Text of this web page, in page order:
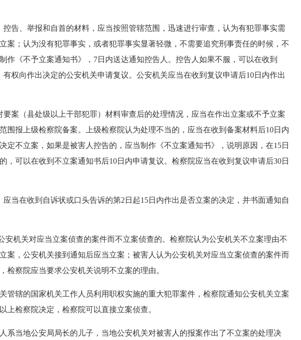
、举报和自首的材料，应当按照管辖范围，迅速进行审查，认为有犯罪事实需
案；认为没有犯罪事实，或者犯罪事实显著轻微，不需要追究刑事责任的时候，不
作《不予立案通知书》，7日内送达通知控告人。控告人如果不服，可以在收到
有权向作出决定的公安机关申请复议。公安机关应当在收到复议申请后10日内作出
（县处级以上干部犯罪）材料审查后的处理情况，应当在作出立案或不予立案
围报上级检察院备案。上级检察院认为处理不当的，应当在收到备案材料后10日内
定不立案，如果是被害人控告的，应当制作《不立案通知书》，说明原因，在15日
，可以在收到不立案通知书后10日内申请复议。检察院应当在收到复议申请后30日
在收到自诉状或口头告诉的第2日起15日内作出是否立案的决定，并书面通知自
机关对应当立案侦查的案件而不立案侦查的。检察院认为公安机关不立案理由不
案，公安机关接到通知后应当立案；被害人认为公安机关对应当立案侦查的案件而
检察院应当要求公安机关说明不立案的理由。
辖的国家机关工作人员利用职权实施的重大犯罪案件，检察院通知公安机关立案
上检察院决定，检察院可以直接立案侦查。
当地公安局局长的儿子，当地公安机关对被害人的报案作出了不立案的处理决